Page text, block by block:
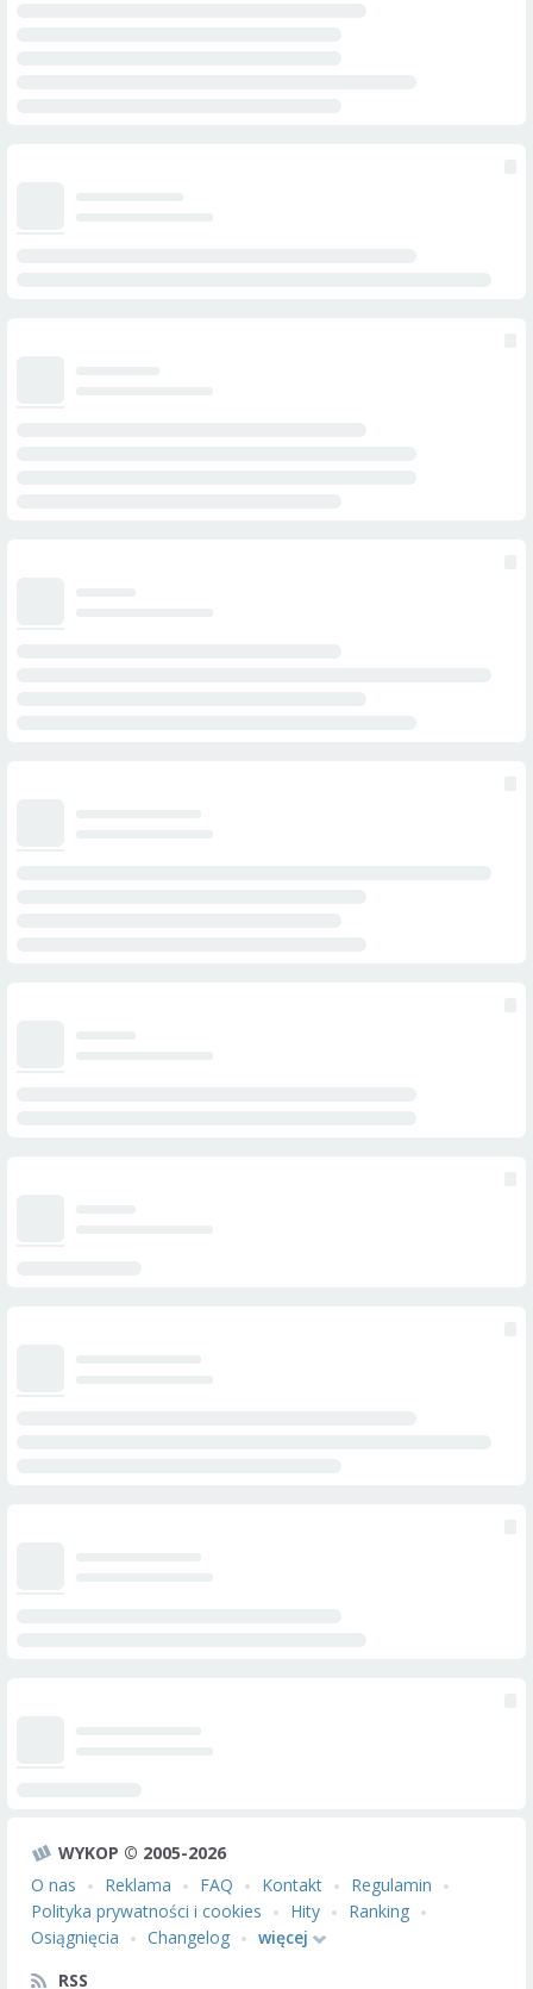
WYKOP © 2005-2026
O nas
Reklama FAQ Kontakt
Regulamin
Polityka prywatności i cookies
Hity
Ranking
Osiągnięcia
Changelog
więcej
RSS